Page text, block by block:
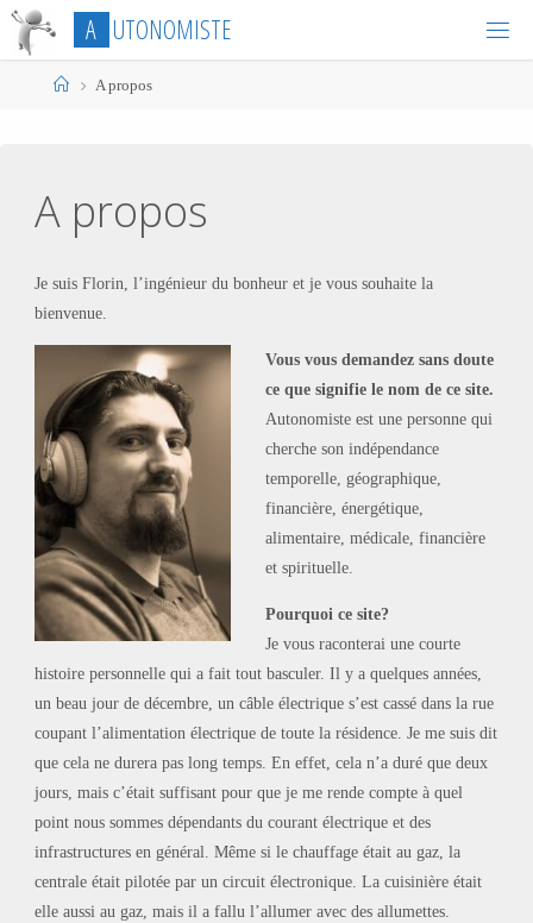
Skip
A UTONOMISTE
HomeA propos
A propos
Je suis Florin, l’ingénieur du bonheur et je vous souhaite la
bienvenue.
Vous vous demandez sans doute
ce que signifie le nom de ce site.
Autonomiste est une personne qui
cherche son indépendance
temporelle, géographique,
financière, énergétique,
alimentaire, médicale, financière
et spirituelle.
Pourquoi ce site?
Je vous raconterai une courte
histoire personnelle qui a fait tout basculer. Il y a quelques années,
un beau jour de décembre, un câble électrique s’est cassé dans la rue
coupant l’alimentation électrique de toute la résidence. Je me suis dit
que cela ne durera pas long temps. En effet, cela n’a duré que deux
jours, mais c’était suffisant pour que je me rende compte à quel
point nous sommes dépendants du courant électrique et des
infrastructures en général. Même si le chauffage était au gaz, la
centrale était pilotée par un circuit électronique. La cuisinière était
elle aussi au gaz, mais il a fallu l’allumer avec des allumettes.